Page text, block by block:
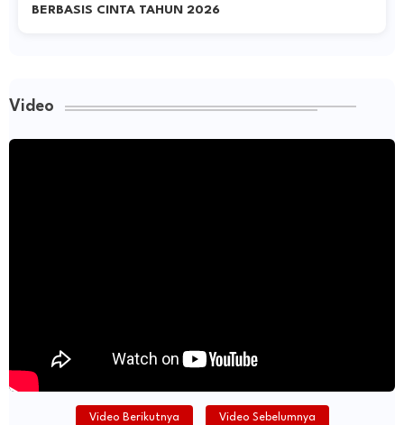
BERBASIS CINTA TAHUN 2026
Video
Video Berikutnya Video Sebelumnya